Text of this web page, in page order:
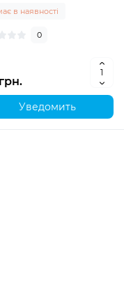
в наявності
0
Уведомить